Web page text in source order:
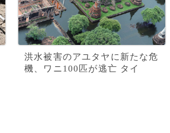
洪水被害のアユタヤに新たな危
機、ワニ100匹が逃亡 タイ